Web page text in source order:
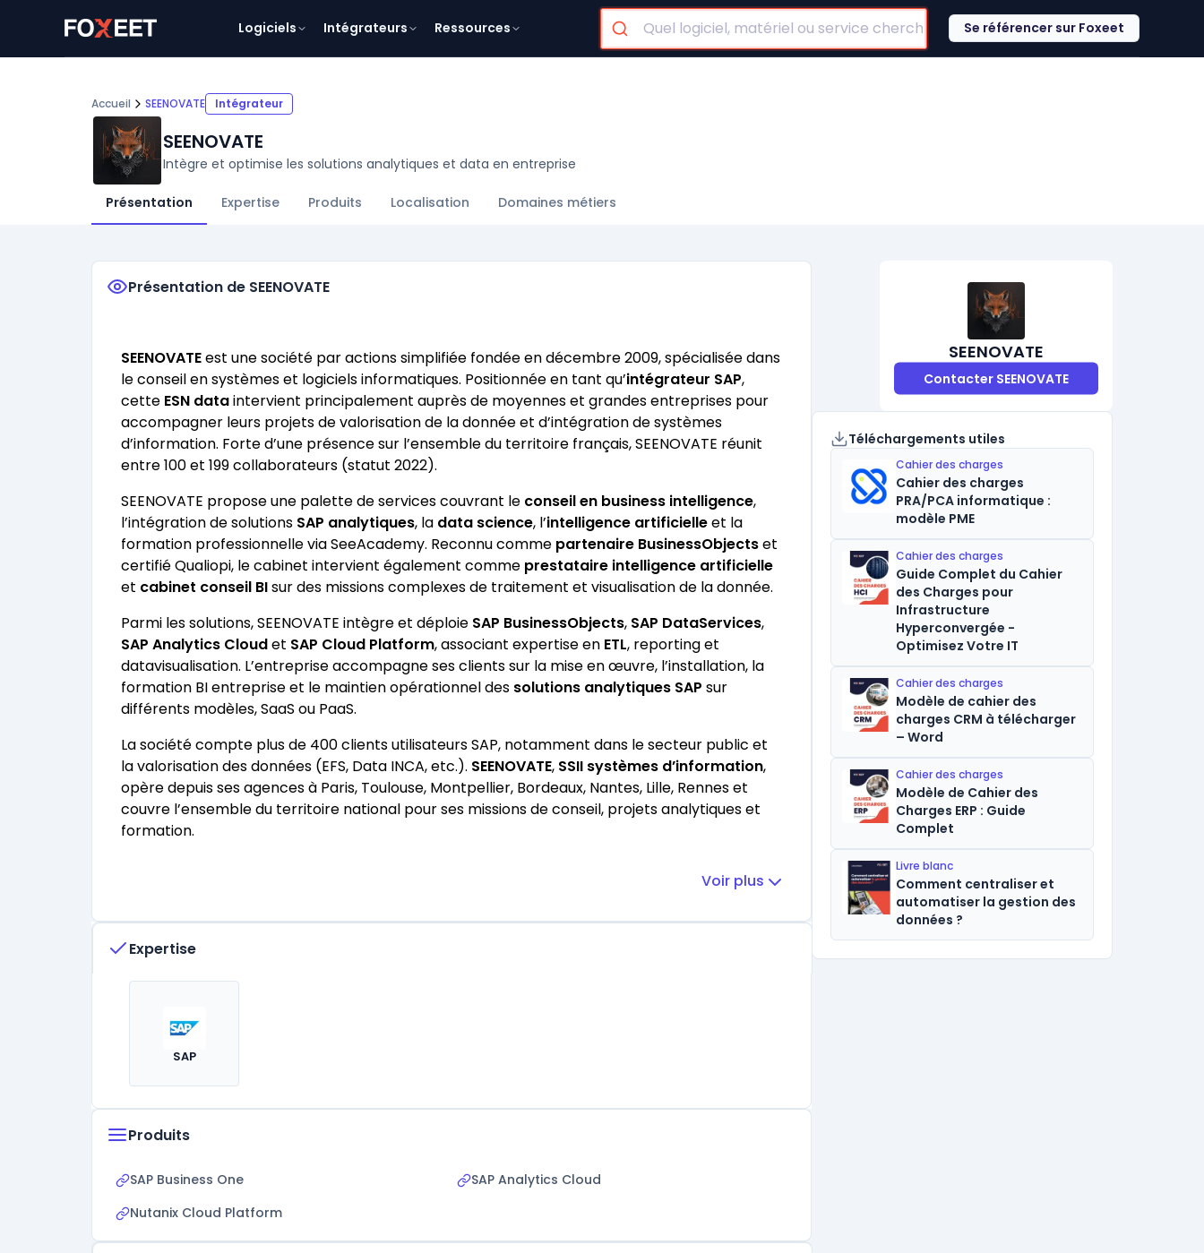
Logiciels Intégrateurs Ressources Se référencer sur Foxeet
Accueil SEENOVATE Intégrateur
SEENOVATE
Intègre et optimise les solutions analytiques et data en entreprise
Présentation Expertise Produits Localisation Domaines métiers
SEENOVATE
Contacter SEENOVATE
Téléchargements utiles
Cahier des charges
Cahier des charges
PRA/PCA informatique :
modèle PME
Cahier des charges
Guide Complet du Cahier
des Charges pour
Infrastructure
Hyperconvergée -
Optimisez Votre IT
Cahier des charges
Modèle de cahier des
charges CRM à télécharger
– Word
Cahier des charges
Modèle de Cahier des
Charges ERP : Guide
Complet
Livre blanc
Comment centraliser et
automatiser la gestion des
données ?
Présentation de SEENOVATE
SEENOVATEest une société par actions simplifiée fondée en décembre 2009, spécialisée dans
le conseil en systèmes et logiciels informatiques. Positionnée en tant qu’intégrateur SAP,
cette ESN dataintervient principalement auprès de moyennes et grandes entreprises pour
accompagner leurs projets de valorisation de la donnée et d’intégration de systèmes
d’information. Forte d’une présence sur l’ensemble du territoire français, SEENOVATE réunit
entre 100 et 199 collaborateurs (statut 2022).
SEENOVATE propose une palette de services couvrant le conseil en business intelligence,
l’intégration de solutions SAP analytiques, la data science, l’intelligence artificielleet la
formation professionnelle via SeeAcademy. Reconnu comme partenaire BusinessObjectset
certifié Qualiopi, le cabinet intervient également comme prestataire intelligence artificielle
et cabinet conseil BIsur des missions complexes de traitement et visualisation de la donnée.
Parmi les solutions, SEENOVATE intègre et déploie SAP BusinessObjects, SAP DataServices,
SAP Analytics Cloudet SAP Cloud Platform, associant expertise en ETL, reporting et
datavisualisation. L’entreprise accompagne ses clients sur la mise en œuvre, l’installation, la
formation BI entreprise et le maintien opérationnel des solutions analytiques SAP sur
différents modèles, SaaS ou PaaS.
La société compte plus de 400 clients utilisateurs SAP, notamment dans le secteur public et
la valorisation des données (EFS, Data INCA, etc.). SEENOVATE, SSII systèmes d’information,
opère depuis ses agences à Paris, Toulouse, Montpellier, Bordeaux, Nantes, Lille, Rennes et
couvre l’ensemble du territoire national pour ses missions de conseil, projets analytiques et
formation.
Voir plus
Expertise
SAP
Produits
SAP Business One
SAP Analytics Cloud
Nutanix Cloud Platform